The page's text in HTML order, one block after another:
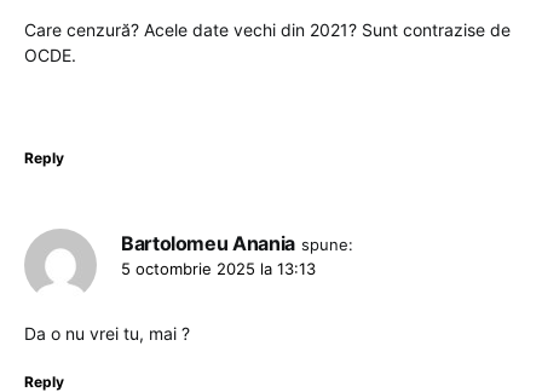
Care cenzură? Acele date vechi din 2021? Sunt contrazise de
OCDE.
Reply
Bartolomeu Anania spune:
5 octombrie 2025 la 13:13
Da o nu vrei tu, mai ?
Reply